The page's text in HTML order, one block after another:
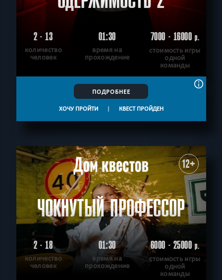
2 - 13
количество
человек
01:30
время на
прохождение
7000 - 16000р.
стоимость игры
одной
команды
ПОДРОБНЕЕ
ХОЧУ ПРОЙТИ | КВЕСТ ПРОЙДЕН
12+
ЧОКНУТЫЙ ПРОФЕССОР
2 - 18
количество
человек
01:30
время на
прохождение
6000 - 25000р.
стоимость игры
одной
команды